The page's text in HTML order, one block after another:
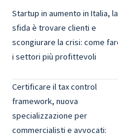
Startup in aumento in Italia, la
sfida è trovare clienti e
scongiurare la crisi: come
i settori più profittevoli
Certificare il tax control
framework, nuova
specializzazione per
commercialisti e avvocati: